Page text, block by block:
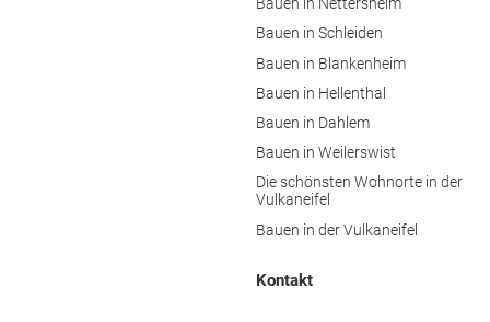
Bauen in Nettersheim
Bauen in Schleiden
Bauen in Blankenheim
Bauen in Hellenthal
Bauen in Dahlem
Bauen in Weilerswist
Die schönsten Wohnorte in der
Vulkaneifel
Bauen in der Vulkaneifel
Kontakt